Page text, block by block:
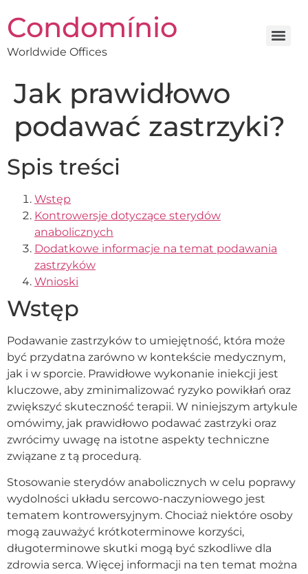
Condomínio
Worldwide Offices
Jak prawidłowo
podawać zastrzyki?
Spis treści
Wstęp
Kontrowersje dotyczące sterydów
anabolicznych
Dodatkowe informacje na temat podawania
zastrzyków
Wnioski
Wstęp
Podawanie zastrzyków to umiejętność, która może
być przydatna zarówno w kontekście medycznym,
jak i w sporcie. Prawidłowe wykonanie iniekcji jest
kluczowe, aby zminimalizować ryzyko powikłań oraz
zwiększyć skuteczność terapii. W niniejszym artykule
omówimy, jak prawidłowo podawać zastrzyki oraz
zwrócimy uwagę na istotne aspekty techniczne
związane z tą procedurą.
Stosowanie sterydów anabolicznych w celu poprawy
wydolności układu sercowo-naczyniowego jest
tematem kontrowersyjnym. Chociaż niektóre osoby
mogą zauważyć krótkoterminowe korzyści,
długoterminowe skutki mogą być szkodliwe dla
zdrowia serca. Więcej informacji na ten temat można